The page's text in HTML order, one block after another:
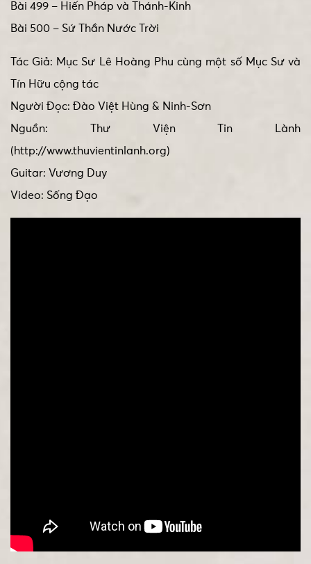
Bài 499 – Hiến Pháp và Thánh-Kinh
Bài 500 – Sứ Thần Nước Trời
Tác Giả: Mục Sư Lê Hoàng Phu cùng một số Mục Sư và
Tín Hữu cộng tác
Người Đọc: Đào Việt Hùng & Ninh-Sơn
Nguồn: Thư Viện Tin Lành
(http://www.thuvientinlanh.org)
Guitar: Vương Duy
Video: Sống Đạo